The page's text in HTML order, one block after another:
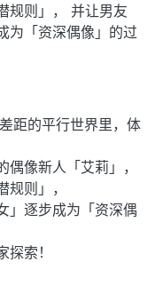
规则」， 并让男友
为「资深偶像」的过
距的平行世界里，体
像新人「艾莉」，
则」，
」逐步成为「资深偶
索！